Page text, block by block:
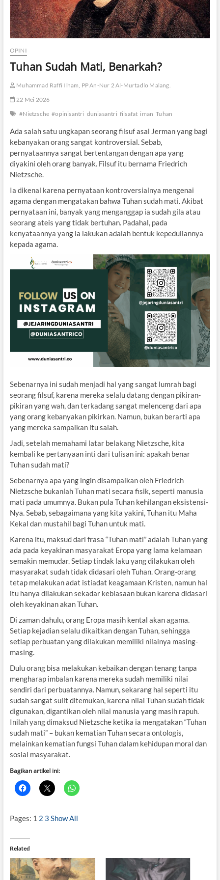
OPINI
Tuhan Sudah Mati, Benarkah?
Muhammad Raffi Ilham, PP An-Nur 2 Al-Murtadlo Malang.
22 Mei 2026
#Nietzsche #opinisantri duniasantri filsafat iman Tuhan
Ada salah satu ungkapan seorang filsuf asal Jerman yang bagi
kebanyakan orang sangat kontroversial. Sebab,
pernyataannya sangat bertentangan dengan apa yang
diyakini oleh orang banyak. Filsuf itu bernama Friedrich
Nietzsche.
Ia dikenal karena pernyataan kontroversialnya mengenai
agama dengan mengatakan bahwa Tuhan sudah mati. Akibat
pernyataan ini, banyak yang menganggap ia sudah gila atau
seorang ateis yang tidak bertuhan. Padahal, pada
kenyataannya yang ia lakukan adalah bentuk kepeduliannya
kepada agama.
Sebenarnya ini sudah menjadi hal yang sangat lumrah bagi
seorang filsuf, karena mereka selalu datang dengan pikiran-
pikiran yang wah, dan terkadang sangat melenceng dari apa
yang orang kebanyakan pikirkan. Namun, bukan berarti apa
yang mereka sampaikan itu salah.
Jadi, setelah memahami latar belakang Nietzsche, kita
kembali ke pertanyaan inti dari tulisan ini: apakah benar
Tuhan sudah mati?
Sebenarnya apa yang ingin disampaikan oleh Friedrich
Nietzsche bukanlah Tuhan mati secara fisik, seperti manusia
mati pada umumnya. Bukan pula Tuhan kehilangan eksistensi-
Nya. Sebab, sebagaimana yang kita yakini, Tuhan itu Maha
Kekal dan mustahil bagi Tuhan untuk mati.
Karena itu, maksud dari frasa “Tuhan mati” adalah Tuhan yang
ada pada keyakinan masyarakat Eropa yang lama kelamaan
semakin memudar. Setiap tindak laku yang dilakukan oleh
masyarakat sudah tidak didasari oleh Tuhan. Orang-orang
tetap melakukan adat istiadat keagamaan Kristen, namun hal
itu hanya dilakukan sekadar kebiasaan bukan karena didasari
oleh keyakinan akan Tuhan.
Di zaman dahulu, orang Eropa masih kental akan agama.
Setiap kejadian selalu dikaitkan dengan Tuhan, sehingga
setiap perbuatan yang dilakukan memiliki nilainya masing-
masing.
Dulu orang bisa melakukan kebaikan dengan tenang tanpa
mengharap imbalan karena mereka sudah memiliki nilai
sendiri dari perbuatannya. Namun, sekarang hal seperti itu
sudah sangat sulit ditemukan, karena nilai Tuhan sudah tidak
digunakan, digantikan oleh nilai manusia yang masih rapuh.
Inilah yang dimaksud Nietzsche ketika ia mengatakan “Tuhan
sudah mati” – bukan kematian Tuhan secara ontologis,
melainkan kematian fungsi Tuhan dalam kehidupan moral dan
sosial masyarakat.
Bagikan artikel ini:
Pages: 1 2 3 Show All
Related